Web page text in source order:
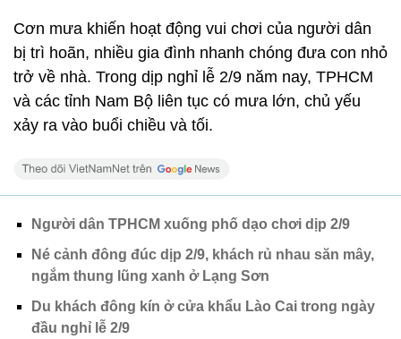
Cơn mưa khiến hoạt động vui chơi của người dân
bị trì hoãn, nhiều gia đình nhanh chóng đưa con nhỏ
trở về nhà. Trong dịp nghỉ lễ 2/9 năm nay, TPHCM
và các tỉnh Nam Bộ liên tục có mưa lớn, chủ yếu
xảy ra vào buổi chiều và tối.
Người dân TPHCM xuống phố dạo chơi dịp 2/9
Né cảnh đông đúc dịp 2/9, khách rủ nhau săn mây,
ngắm thung lũng xanh ở Lạng Sơn
Du khách đông kín ở cửa khẩu Lào Cai trong ngày
đầu nghỉ lễ 2/9